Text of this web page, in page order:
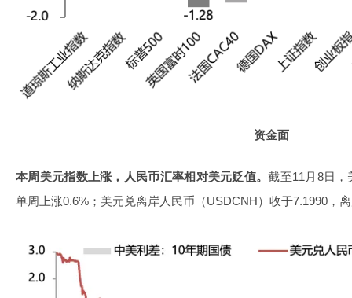
资金面
本周美元指数上涨，人民币汇率相对美元贬值。截至11月8日，
单周上涨0.6%；美元兑离岸人民币（USDCNH）收于7.1990，